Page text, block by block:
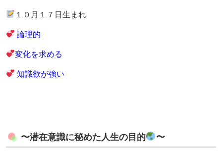
１０月１７日生まれ
論理的
変化を求める
知識欲が強い
〜潜在意識に秘めた人生の目的 〜